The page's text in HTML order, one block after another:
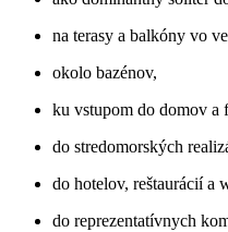
na terasy a balkóny vo
okolo bazénov,
ku vstupom do domov a
do stredomorských
do hotelov, reštaurácií a
do reprezentatívnych